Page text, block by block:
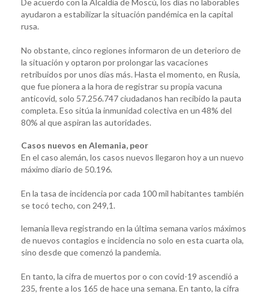
ayudaron a estabilizar la situación pandémica en la capital
rusa.
No obstante, cinco regiones informaron de un deterioro de
la situación y optaron por prolongar las vacaciones
retribuidos por unos días más. Hasta el momento, en Rusia,
que fue pionera a la hora de registrar su propia vacuna
anticovid, solo 57.256.747 ciudadanos han recibido la pauta
completa. Eso sitúa la inmunidad colectiva en un 48% del
80% al que aspiran las autoridades.
Casos nuevos en Alemania, peor
En el caso alemán, los casos nuevos llegaron hoy a un nuevo
máximo diario de 50.196.
En la tasa de incidencia por cada 100 mil habitantes también
se tocó techo, con 249,1.
lemania lleva registrando en la última semana varios máximos
de nuevos contagios e incidencia no solo en esta cuarta ola,
sino desde que comenzó la pandemia.
En tanto, la cifra de muertos por o con covid-19 ascendió a
235, frente a los 165 de hace una semana. En tanto, la cifra